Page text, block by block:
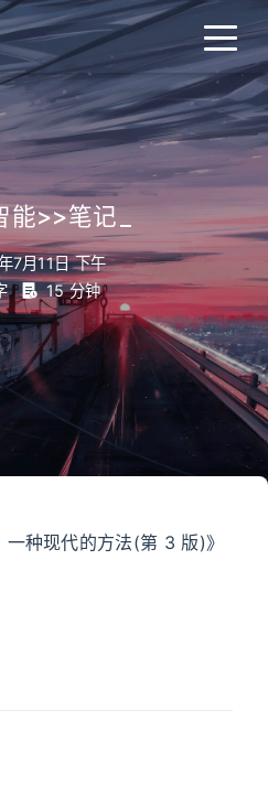
能>>笔记_
7月11日 下午
15 分钟
种现代的方法(第 3 版)》